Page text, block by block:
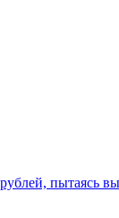
пытаясь